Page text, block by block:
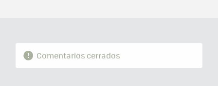
Comentarios cerrados